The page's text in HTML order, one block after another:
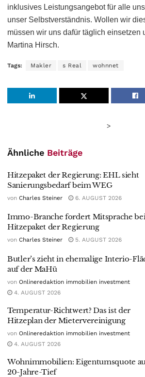
inklusives Leistungsangebot für alle
unser Selbstverständnis. Wollen wir
müssen wir uns dafür täglich einsetzen
Martina Hirsch.
Tags: Makler s Real wohnnet
>
Ähnliche Beiträge
Hitzepaket der Regierung: EHL sieht
Sanierungsbedarf beim WEG
von Charles Steiner 6. AUGUST 2026
Immo-Branche fordert Mitsprache
Hitzepaket der Regierung
von Charles Steiner 5. AUGUST 2026
Butler’s zieht in ehemalige Interio-
auf der MaHü
von Onlineredaktion immobilien investment
4. AUGUST 2026
Temperatur-Richtwert? Das ist der
Hitzeplan der Mietervereinigung
von Onlineredaktion immobilien investment
4. AUGUST 2026
Wohnimmobilien: Eigentumsquote
20-Jahre-Tief